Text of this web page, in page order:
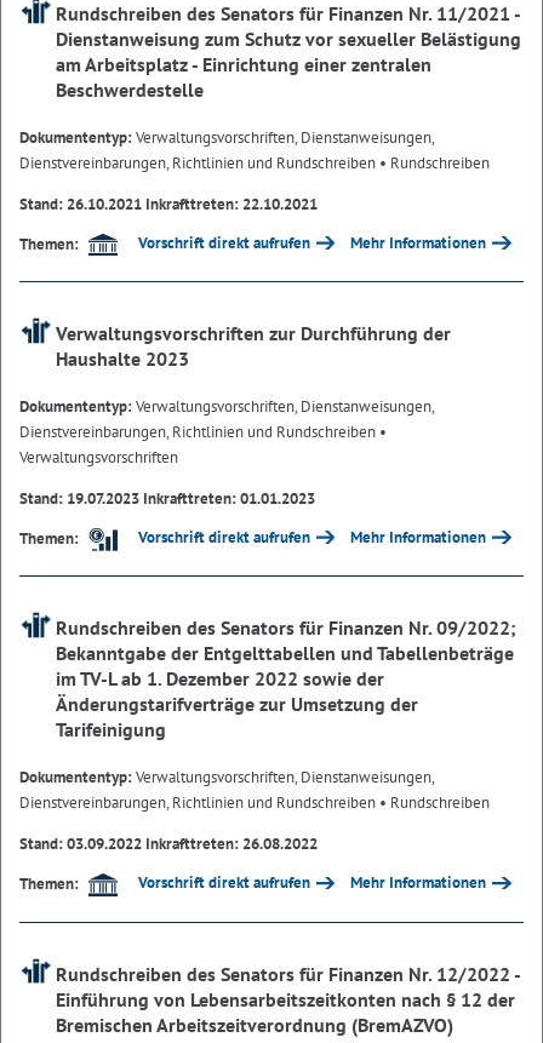
Rundschreiben des Senators für Finanzen Nr. 11/2021 -
Dienstanweisung zum Schutz vor sexueller Belästigung
am Arbeitsplatz - Einrichtung einer zentralen
Beschwerdestelle
Dokumententyp:Verwaltungsvorschriften, Dienstanweisungen,
Dienstvereinbarungen, Richtlinien und Rundschreiben • Rundschreiben
Stand: 26.10.2021 Inkrafttreten: 22.10.2021
Themen:
Vorschrift direkt aufrufen Mehr Informationen
Verwaltungsvorschriften zur Durchführung der
Haushalte 2023
Dokumententyp:Verwaltungsvorschriften, Dienstanweisungen,
Dienstvereinbarungen, Richtlinien und Rundschreiben •
Verwaltungsvorschriften
Stand: 19.07.2023 Inkrafttreten: 01.01.2023
Themen:
Vorschrift direkt aufrufen Mehr Informationen
Rundschreiben des Senators für Finanzen Nr. 09/2022;
Bekanntgabe der Entgelttabellen und Tabellenbeträge
im TV-L ab 1. Dezember 2022 sowie der
Änderungstarifverträge zur Umsetzung der
Tarifeinigung
Dokumententyp:Verwaltungsvorschriften, Dienstanweisungen,
Dienstvereinbarungen, Richtlinien und Rundschreiben • Rundschreiben
Stand: 03.09.2022 Inkrafttreten: 26.08.2022
Themen:
Vorschrift direkt aufrufen Mehr Informationen
Rundschreiben des Senators für Finanzen Nr. 12/2022 -
Einführung von Lebensarbeitszeitkonten nach § 12 der
Bremischen Arbeitszeitverordnung (BremAZVO)